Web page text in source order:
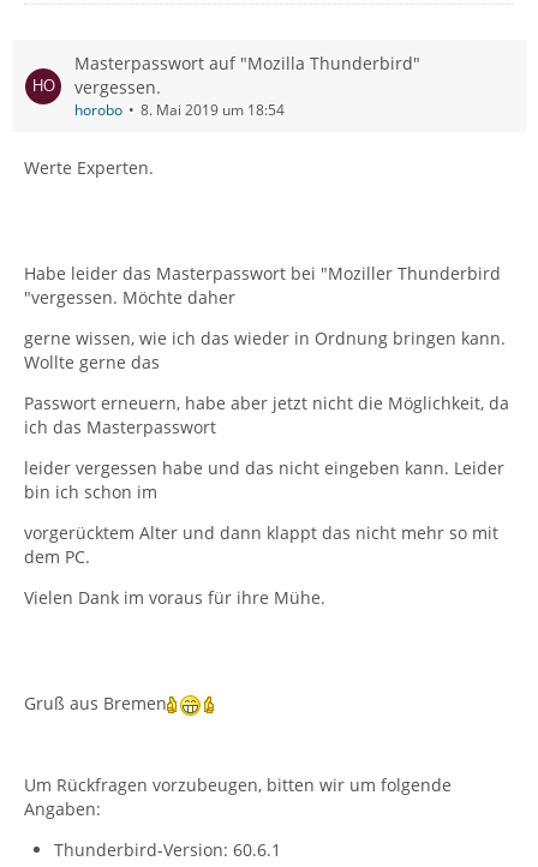
Masterpasswort auf "Mozilla Thunderbird"
vergessen.
horobo 8. Mai 2019 um 18:54
Werte Experten.
Habe leider das Masterpasswort bei "Moziller Thunderbird
"vergessen. Möchte daher
gerne wissen, wie ich das wieder in Ordnung bringen kann.
Wollte gerne das
Passwort erneuern, habe aber jetzt nicht die Möglichkeit, da
ich das Masterpasswort
leider vergessen habe und das nicht eingeben kann. Leider
bin ich schon im
vorgerücktem Alter und dann klappt das nicht mehr so mit
dem PC.
Vielen Dank im voraus für ihre Mühe.
Gruß aus Bremen
Um Rückfragen vorzubeugen, bitten wir um folgende
Angaben:
Thunderbird-Version: 60.6.1